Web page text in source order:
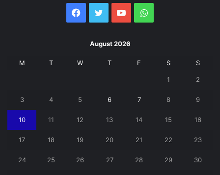
Facebook
Twitter YouTubeWhatsApp
August 2026
M T W T F S S
1 2
3 4 5 6 7 8 9
10 11 12 13 14 15 16
17 18 19 20 21 22 23
24 25 26 27 28 29 30